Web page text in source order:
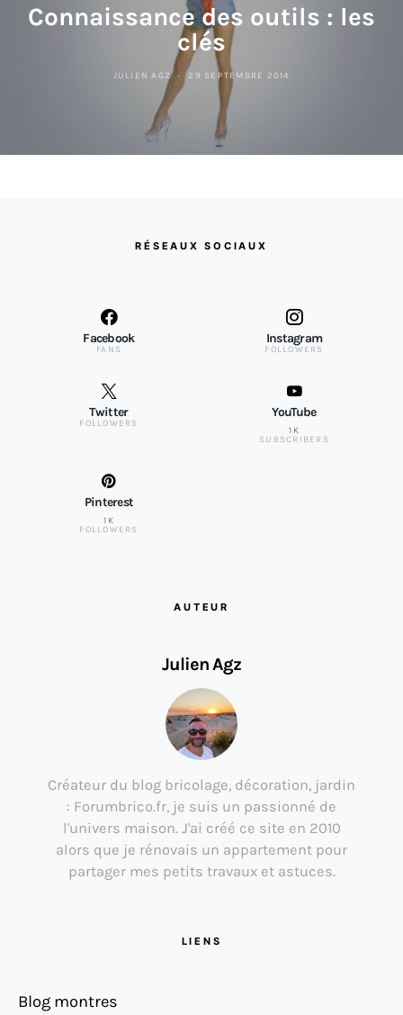
Connaissance des outils : les
clés
JULIEN AGZ 29 SEPTEMBRE 2014
RÉSEAUX SOCIAUX
Facebook
FANS
Instagram
FOLLOWERS
Twitter
FOLLOWERS
YouTube
1K
SUBSCRIBERS
Pinterest
1K
FOLLOWERS
AUTEUR
Julien Agz
Créateur du blog bricolage, décoration, jardin
: Forumbrico.fr, je suis un passionné de
l'univers maison. J'ai créé ce site en 2010
alors que je rénovais un appartement pour
partager mes petits travaux et astuces.
LIENS
Blog montres